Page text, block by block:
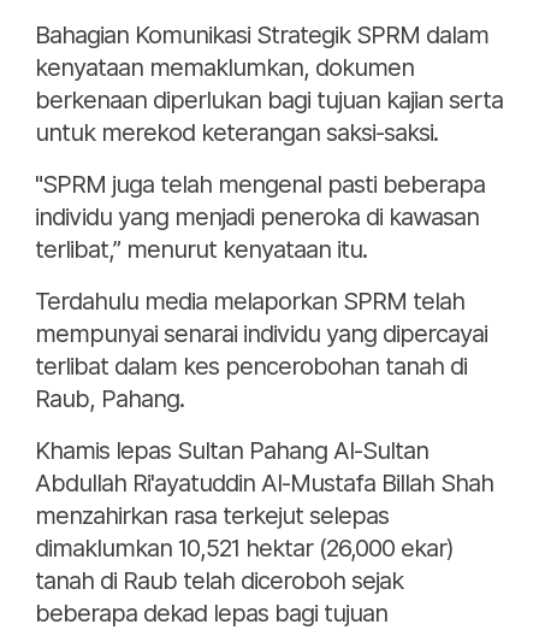
Bahagian Komunikasi Strategik SPRM dalam
kenyataan memaklumkan, dokumen
berkenaan diperlukan bagi tujuan kajian serta
untuk merekod keterangan saksi-saksi.
"SPRM juga telah mengenal pasti beberapa
individu yang menjadi peneroka di kawasan
terlibat,” menurut kenyataan itu.
Terdahulu media melaporkan SPRM telah
mempunyai senarai individu yang dipercayai
terlibat dalam kes pencerobohan tanah di
Raub, Pahang.
Khamis lepas Sultan Pahang Al-Sultan
Abdullah Ri'ayatuddin Al-Mustafa Billah Shah
menzahirkan rasa terkejut selepas
dimaklumkan 10,521 hektar (26,000 ekar)
tanah di Raub telah diceroboh sejak
beberapa dekad lepas bagi tujuan